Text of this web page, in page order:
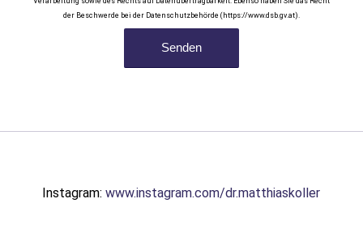
der Beschwerde bei der Datenschutzbehörde (https://www.dsb.gv.at).
Instagram:www.instagram.com/dr.matthiaskoller